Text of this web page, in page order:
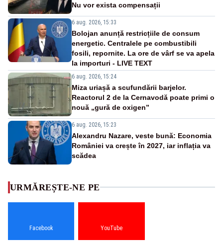
Nu vor exista compensații
6 aug. 2026, 15:33
Bolojan anunță restricțiile de consum
energetic. Centralele pe combustibili
fosili, repornite. La ore de vârf se va apela
la importuri - LIVE TEXT
6 aug. 2026, 15:24
Miza uriașă a scufundării barjelor.
Reactorul 2 de la Cernavodă poate primi o
nouă „gură de oxigen”
6 aug. 2026, 15:23
Alexandru Nazare, veste bună: Economia
României va crește în 2027, iar inflația va
scădea
URMĂREȘTE-NE PE
Facebook YouTube